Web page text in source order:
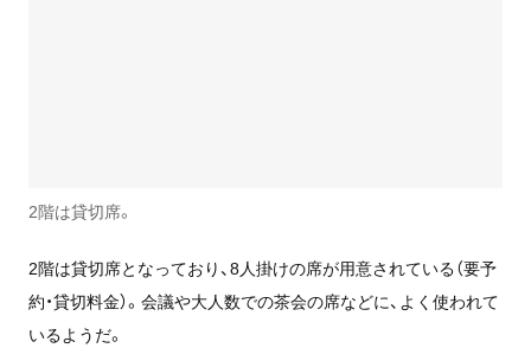
2階は貸切席。
2階は貸切席となっており、8人掛けの席が用意されている（要予
約・貸切料金）。会議や大人数での茶会の席などに、よく使われて
いるようだ。